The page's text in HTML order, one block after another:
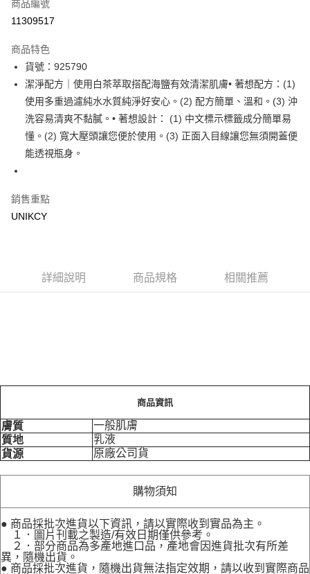
信用卡一次付款
LINE Pay
Apple Pay
街口支付
悠遊付
運送方式
7-11取貨付款［需3-5個工作天不含預購商品］
每筆NT$70，滿NT$499(含以上)免運費
商品編號
11309517
商品特色
貨號：925790
潔淨配方｜使用白茶萃取搭配海鹽有效清潔肌膚• 著想配方：(1)
使用多重過濾純水水質純淨好安心。(2) 配方簡單、溫和。(3) 沖
洗容易清爽不黏膩。• 著想設計： (1) 中文標示標籤成分簡單易
懂。(2) 寬大壓頭讓您便於使用。(3) 正面入目線讓您無須開蓋便
能透視瓶身。
銷售重點
UNIKCY
詳細說明 商品規格 相關推薦
商品資訊
膚質
一般肌膚
質地
乳液
貨源
原廠公司貨
購物須知
● 商品採批次進貨以下資訊，請以實際收到實品為主。
１．圖片刊載之製造/有效日期僅供參考。
２．部分商品為多產地進口品，產地會因進貨批次有所差
異，隨機出貨。
● 商品採批次進貨，隨機出貨無法指定效期，請以收到實際商品